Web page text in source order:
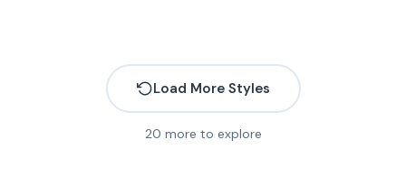
Load More Styles
20 more to explore